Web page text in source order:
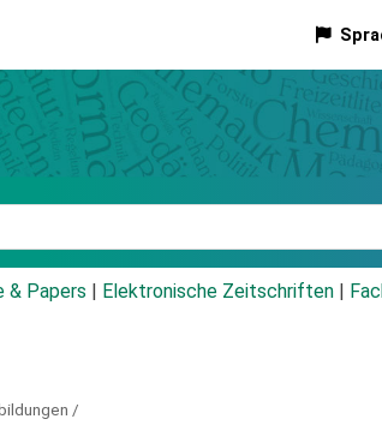
& Papers Elektronische Zeitschriften
/